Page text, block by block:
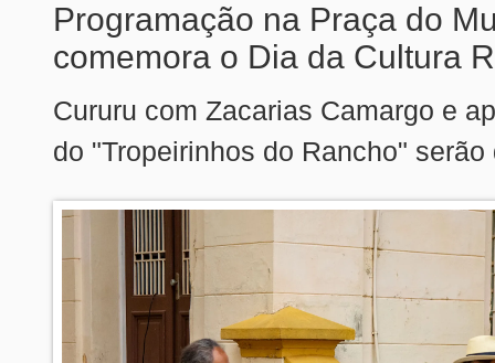
Programação na Praça do
comemora o Dia da Cultura
Cururu com Zacarias Camargo e
do "Tropeirinhos do Rancho" serão